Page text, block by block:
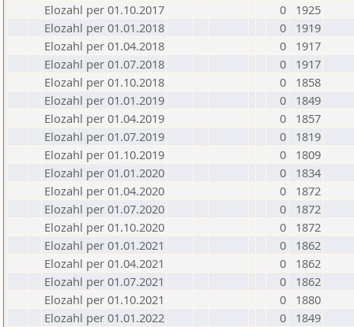
Elozahl per 01.10.2017
0
1925
Elozahl per 01.01.2018
0
1919
Elozahl per 01.04.2018
0
1917
Elozahl per 01.07.2018
0
1917
Elozahl per 01.10.2018
0
1858
Elozahl per 01.01.2019
0
1849
Elozahl per 01.04.2019
0
1857
Elozahl per 01.07.2019
0
1819
Elozahl per 01.10.2019
0
1809
Elozahl per 01.01.2020
0
1834
Elozahl per 01.04.2020
0
1872
Elozahl per 01.07.2020
0
1872
Elozahl per 01.10.2020
0
1872
Elozahl per 01.01.2021
0
1862
Elozahl per 01.04.2021
0
1862
Elozahl per 01.07.2021
0
1862
Elozahl per 01.10.2021
0
1880
Elozahl per 01.01.2022
0
1849